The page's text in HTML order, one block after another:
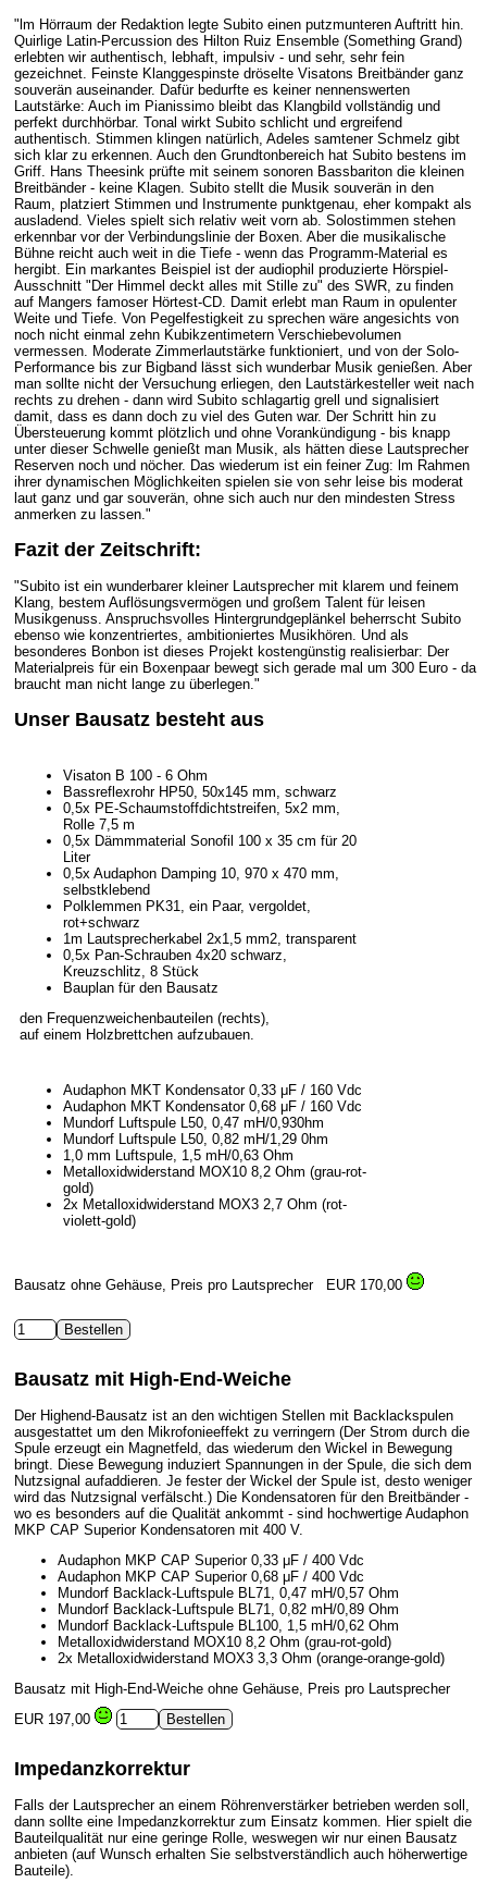
"lm Hörraum der Redaktion legte Subito einen putzmunteren Auftritt hin.
Quirlige Latin-Percussion des Hilton Ruiz Ensemble (Something Grand)
erlebten wir authentisch, lebhaft, impulsiv - und sehr, sehr fein
gezeichnet. Feinste Klanggespinste dröselte Visatons Breitbänder ganz
souverän auseinander. Dafür bedurfte es keiner nennenswerten
Lautstärke: Auch im Pianissimo bleibt das Klangbild vollständig und
perfekt durchhörbar. Tonal wirkt Subito schlicht und ergreifend
authentisch. Stimmen klingen natürlich, Adeles samtener Schmelz gibt
sich klar zu erkennen. Auch den Grundtonbereich hat Subito bestens im
Griff. Hans Theesink prüfte mit seinem sonoren Bassbariton die kleinen
Breitbänder - keine Klagen. Subito stellt die Musik souverän in den
Raum, platziert Stimmen und Instrumente punktgenau, eher kompakt als
ausladend. Vieles spielt sich relativ weit vorn ab. Solostimmen stehen
erkennbar vor der Verbindungslinie der Boxen. Aber die musikalische
Bühne reicht auch weit in die Tiefe - wenn das Programm-Material es
hergibt. Ein markantes Beispiel ist der audiophil produzierte Hörspiel-
Ausschnitt "Der Himmel deckt alles mit Stille zu" des SWR, zu finden
auf Mangers famoser Hörtest-CD. Damit erlebt man Raum in opulenter
Weite und Tiefe. Von Pegelfestigkeit zu sprechen wäre angesichts von
noch nicht einmal zehn Kubikzentimetern Verschiebevolumen
vermessen. Moderate Zimmerlautstärke funktioniert, und von der Solo-
Performance bis zur Bigband lässt sich wunderbar Musik genießen. Aber
man sollte nicht der Versuchung erliegen, den Lautstärkesteller weit nach
rechts zu drehen - dann wird Subito schlagartig grell und signalisiert
damit, dass es dann doch zu viel des Guten war. Der Schritt hin zu
Übersteuerung kommt plötzlich und ohne Vorankündigung - bis knapp
unter dieser Schwelle genießt man Musik, als hätten diese Lautsprecher
Reserven noch und nöcher. Das wiederum ist ein feiner Zug: lm Rahmen
ihrer dynamischen Möglichkeiten spielen sie von sehr leise bis moderat
laut ganz und gar souverän, ohne sich auch nur den mindesten Stress
anmerken zu lassen."
Fazit der Zeitschrift:
"Subito ist ein wunderbarer kleiner Lautsprecher mit klarem und feinem
Klang, bestem Auflösungsvermögen und großem Talent für leisen
Musikgenuss. Anspruchsvolles Hintergrundgeplänkel beherrscht Subito
ebenso wie konzentriertes, ambitioniertes Musikhören. Und als
besonderes Bonbon ist dieses Projekt kostengünstig realisierbar: Der
Materialpreis für ein Boxenpaar bewegt sich gerade mal um 300 Euro - da
braucht man nicht lange zu überlegen."
Unser Bausatz besteht aus
Visaton B 100 - 6 Ohm
Bassreflexrohr HP50, 50x145 mm, schwarz
0,5x PE-Schaumstoffdichtstreifen, 5x2 mm,
Rolle 7,5 m
0,5x Dämmmaterial Sonofil 100 x 35 cm für 20
Liter
0,5x Audaphon Damping 10, 970 x 470 mm,
selbstklebend
Polklemmen PK31, ein Paar, vergoldet,
rot+schwarz
1m Lautsprecherkabel 2x1,5 mm2, transparent
0,5x Pan-Schrauben 4x20 schwarz,
Kreuzschlitz, 8 Stück
Bauplan für den Bausatz
den Frequenzweichenbauteilen (rechts),
auf einem Holzbrettchen aufzubauen.
Audaphon MKT Kondensator 0,33 μF / 160 Vdc
Audaphon MKT Kondensator 0,68 μF / 160 Vdc
Mundorf Luftspule L50, 0,47 mH/0,930hm
Mundorf Luftspule L50, 0,82 mH/1,29 0hm
1,0 mm Luftspule, 1,5 mH/0,63 Ohm
Metalloxidwiderstand MOX10 8,2 Ohm (grau-rot-
gold)
2x Metalloxidwiderstand MOX3 2,7 Ohm (rot-
violett-gold)
Bausatz ohne Gehäuse, Preis pro Lautsprecher EUR 170,00
Bausatz mit High-End-Weiche
Der Highend-Bausatz ist an den wichtigen Stellen mit Backlackspulen
ausgestattet um den Mikrofonieeffekt zu verringern (Der Strom durch die
Spule erzeugt ein Magnetfeld, das wiederum den Wickel in Bewegung
bringt. Diese Bewegung induziert Spannungen in der Spule, die sich dem
Nutzsignal aufaddieren. Je fester der Wickel der Spule ist, desto weniger
wird das Nutzsignal verfälscht.) Die Kondensatoren für den Breitbänder -
wo es besonders auf die Qualität ankommt - sind hochwertige Audaphon
MKP CAP Superior Kondensatoren mit 400 V.
Audaphon MKP CAP Superior 0,33 μF / 400 Vdc
Audaphon MKP CAP Superior 0,68 μF / 400 Vdc
Mundorf Backlack-Luftspule BL71, 0,47 mH/0,57 Ohm
Mundorf Backlack-Luftspule BL71, 0,82 mH/0,89 Ohm
Mundorf Backlack-Luftspule BL100, 1,5 mH/0,62 Ohm
Metalloxidwiderstand MOX10 8,2 Ohm (grau-rot-gold)
2x Metalloxidwiderstand MOX3 3,3 Ohm (orange-orange-gold)
Bausatz mit High-End-Weiche ohne Gehäuse, Preis pro Lautsprecher
EUR 197,00
Impedanzkorrektur
Falls der Lautsprecher an einem Röhrenverstärker betrieben werden soll,
dann sollte eine Impedanzkorrektur zum Einsatz kommen. Hier spielt die
Bauteilqualität nur eine geringe Rolle, weswegen wir nur einen Bausatz
anbieten (auf Wunsch erhalten Sie selbstverständlich auch höherwertige
Bauteile).